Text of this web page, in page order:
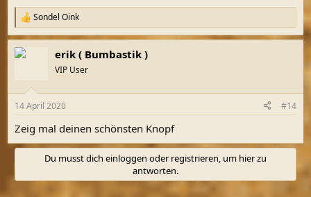
R
e
a
k
e
:
Sondel Oink
erik ( Bumbastik )
VIP User
14 April 2020 #14
Zeig mal deinen schönsten Knopf
Du musst dich einloggen oder registrieren, um hier zu
antworten.